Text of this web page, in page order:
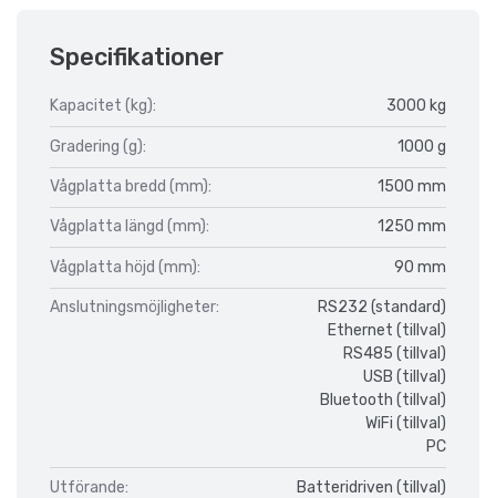
Specifikationer
Kapacitet (kg): 3000 kg
Gradering (g): 1000 g
Vågplatta bredd (mm): 1500 mm
Vågplatta längd (mm): 1250 mm
Vågplatta höjd (mm): 90 mm
Anslutningsmöjligheter:
RS232 (standard)
Ethernet (tillval)
RS485 (tillval)
USB (tillval)
Bluetooth (tillval)
WiFi (tillval)
PC
Utförande:
Batteridriven (tillval)